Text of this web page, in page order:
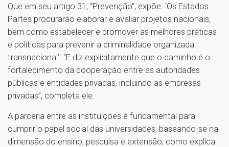
Que em seu artigo 31, “Prevenção”, expõe: ‘Os Estados
Partes procurarão elaborar e avaliar projetos nacionais,
bem como estabelecer e promover as melhores práticas
e políticas para prevenir a criminalidade organizada
transnacional’. “E diz explicitamente que o caminho é o
fortalecimento da cooperação entre as autoridades
públicas e entidades privadas, incluindo as empresas
privadas”, completa ele.
A parceria entre as instituições é fundamental para
cumprir o papel social das universidades, baseando-se na
dimensão do ensino, pesquisa e extensão, como explica